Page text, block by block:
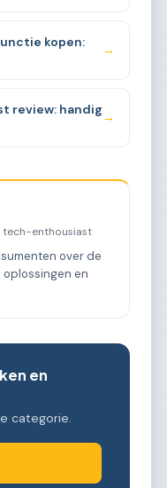
kopen:
→
review: handig
→
tech-enthousiast
over de
en
en
categorie.